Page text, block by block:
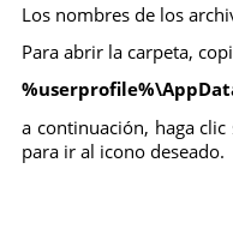
Los nombres de los
Para abrir la carpeta,
a continuación, haga
para ir al icono deseado.